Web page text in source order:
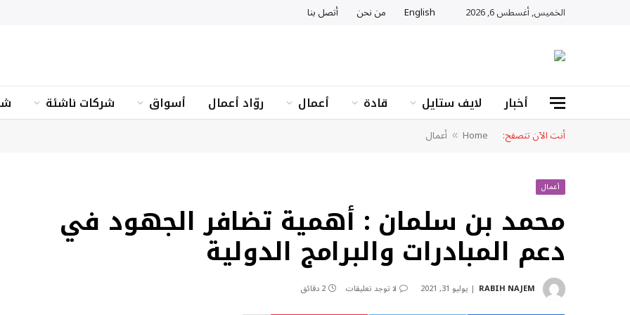
الخميس, أغسطس 6, 2026 English من نحن أتصل بنا
أخبار لايف ستايل قادة أعمال روّاد أعمال أسواق شركات ناشئة
أنت الآن تتصفح: Home
» أعمال
أعمال
محمد بن سلمان : أهمية تضافر الجهود في
دعم المبادرات والبرامج الدولية
RABIH NAJEM يوليو 31, 2021 لا توجد تعليقات 2 دقائق